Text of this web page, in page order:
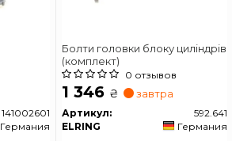
141002601
Германия
Болти головки блоку циліндрів
(комплект)
0 отзывов
1 346 ₴ завтра
Артикул:
592.641
ELRING
Германия